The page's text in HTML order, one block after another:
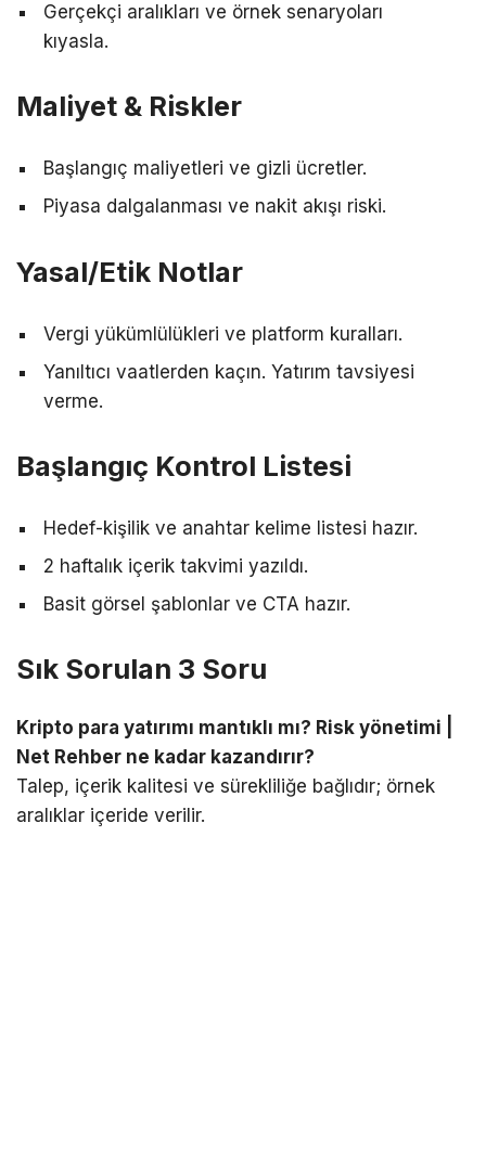
Gerçekçi aralıkları ve örnek senaryoları
kıyasla.
Maliyet & Riskler
Başlangıç maliyetleri ve gizli ücretler.
Piyasa dalgalanması ve nakit akışı riski.
Yasal/Etik Notlar
Vergi yükümlülükleri ve platform kuralları.
Yanıltıcı vaatlerden kaçın. Yatırım tavsiyesi
verme.
Başlangıç Kontrol Listesi
Hedef-kişilik ve anahtar kelime listesi hazır.
2 haftalık içerik takvimi yazıldı.
Basit görsel şablonlar ve CTA hazır.
Sık Sorulan 3 Soru
Kripto para yatırımı mantıklı mı? Risk yönetimi |
Net Rehber ne kadar kazandırır?
Talep, içerik kalitesi ve sürekliliğe bağlıdır; örnek
aralıklar içeride verilir.